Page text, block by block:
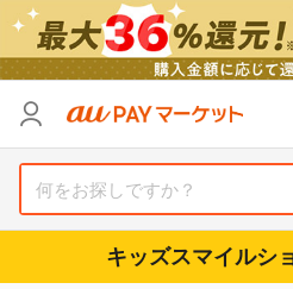
キッズスマイルシ
支払い方法